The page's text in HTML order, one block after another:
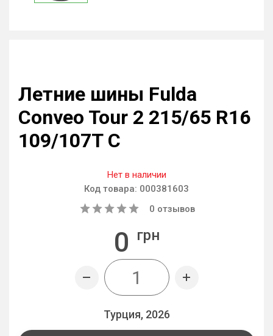
Летние шины Fulda
Conveo Tour 2 215/65 R16
109/107T C
Нет в наличии
Код товара: 000381603
0 отзывов
0 грн
Турция, 2026